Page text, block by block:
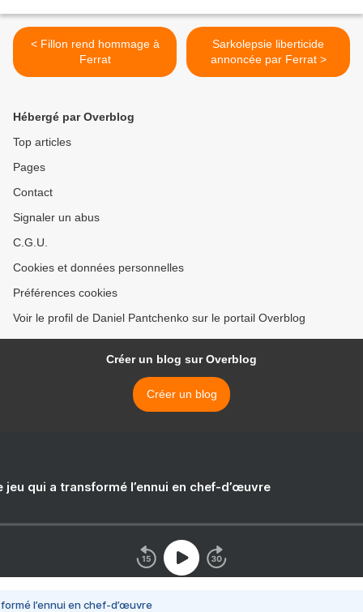
< Fillon rend hommage à
Ferrat
Sarkolepsie liberticide
annoncée par Ferrat >
Hébergé par Overblog
Top articles
Pages
Contact
Signaler un abus
C.G.U.
Cookies et données personnelles
Préférences cookies
Voir le profil de Daniel Pantchenko sur le portail Overblog
Créer un blog sur Overblog
Créer un blog
jeu qui a transformé l’ennui en chef-d’œuvre
l’ennui en chef-d’œuvre